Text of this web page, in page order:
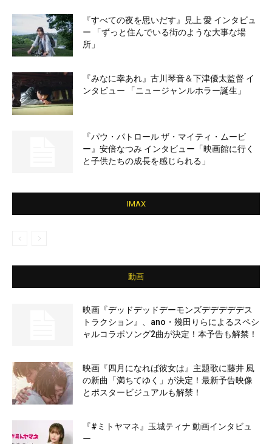
『すべての夜を思いだす』見上 愛 インタビュ
ー 「ずっと住んでいる街のような大事な場
所」
『みなに幸あれ』古川琴音＆下津優太監督 イ
ンタビュー 「ニュージャンルホラー誕生」
『パウ・パトロール ザ・マイティ・ムービ
ー』安倍なつみ インタビュー「映画館に行く
と子供たちの成長を感じられる」
IMAX
動画
映画『デッドデッドデーモンズデデデデデス
トラクション』、ano・幾田りらによるスペシ
ャルコラボソング2曲が決定！本予告も解禁！
映画『四月になれば彼女は』主題歌に藤井 風
の新曲「満ちてゆく」が決定！最新予告映像
とポスタービジュアルも解禁！
『#ミトヤマネ』玉城ティナ 動画インタビュ
ー